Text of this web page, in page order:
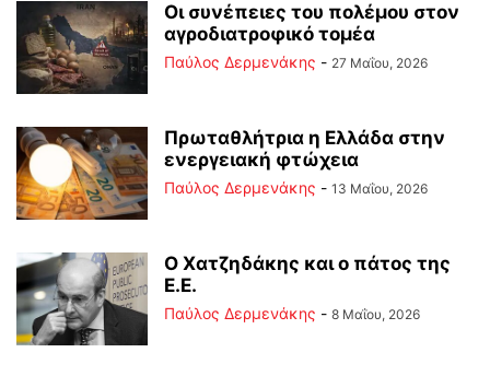
Οι συνέπειες του πολέμου στoν
αγροδιατροφικό τομέα
Παύλος Δερμενάκης - 27 Μαΐου, 2026
Πρωταθλήτρια η Ελλάδα στην
ενεργειακή φτώχεια
Παύλος Δερμενάκης - 13 Μαΐου, 2026
Ο Χατζηδάκης και ο πάτος της
Ε.Ε.
Παύλος Δερμενάκης - 8 Μαΐου, 2026